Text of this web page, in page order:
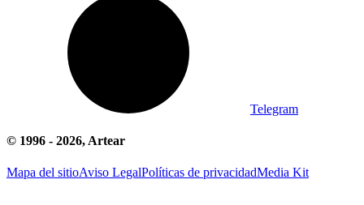
Telegram
© 1996 - 2026, Artear
Mapa del sitioAviso LegalPolíticas de privacidadMedia Kit